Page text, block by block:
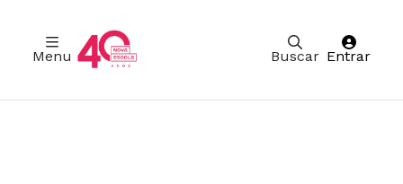
Buscar
Menu Entrar